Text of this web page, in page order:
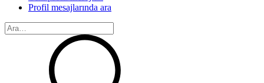
Profil mesajlarında ara